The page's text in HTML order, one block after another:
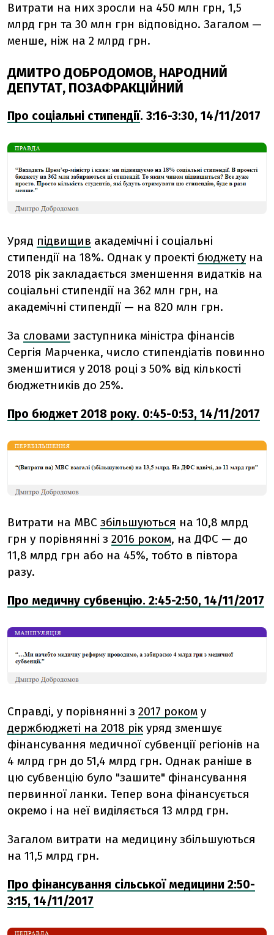
Витрати на них зросли на 450 млн грн, 1,5
млрд грн та 30 млн грн відповідно. Загалом —
менше, ніж на 2 млрд грн.
ДМИТРО ДОБРОДОМОВ, НАРОДНИЙ
ДЕПУТАТ, ПОЗАФРАКЦІЙНИЙ
Про соціальні стипендії. 3:16-3:30, 14/11/2017
Уряд підвищив академічні і соціальні
стипендії на 18%. Однак у проекті бюджету на
2018 рік закладається зменшення видатків на
соціальні стипендії на 362 млн грн, на
академічні стипендії — на 820 млн грн.
За словами заступника міністра фінансів
Сергія Марченка, число стипендіатів повинно
зменшитися у 2018 році з 50% від кількості
бюджетників до 25%.
Про бюджет 2018 року. 0:45-0:53, 14/11/2017
Витрати на МВС збільшуються на 10,8 млрд
грн у порівнянні з 2016 роком, на ДФС — до
11,8 млрд грн або на 45%, тобто в півтора
разу.
Про медичну субвенцію. 2:45-2:50, 14/11/2017
Справді, у порівнянні з 2017 роком у
держбюджеті на 2018 рік уряд зменшує
фінансування медичної субвенції регіонів на
4 млрд грн до 51,4 млрд грн. Однак раніше в
цю субвенцію було "зашите" фінансування
первинної ланки. Тепер вона фінансується
окремо і на неї виділяється 13 млрд грн.
Загалом витрати на медицину збільшуються
на 11,5 млрд грн.
Про фінансування сільської медицини 2:50-
3:15, 14/11/2017